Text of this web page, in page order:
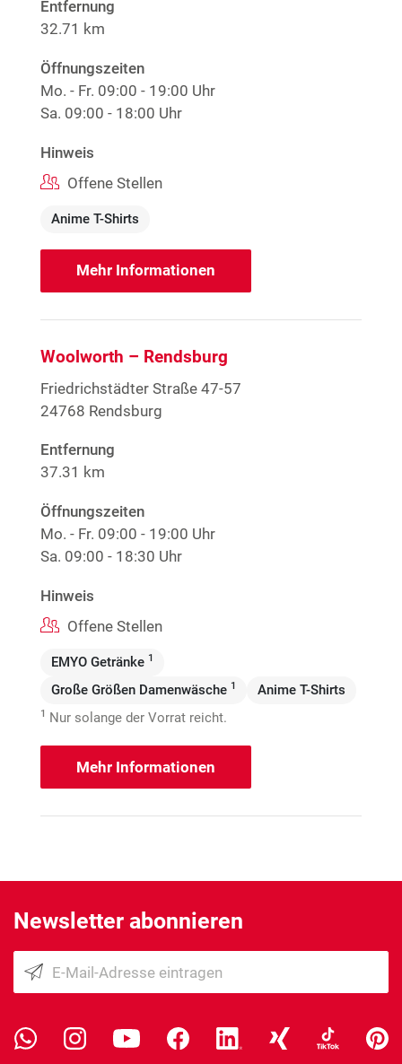
Entfernung
32.71 km
Öffnungszeiten
Mo. - Fr. 09:00 - 19:00 Uhr
Sa. 09:00 - 18:00 Uhr
Hinweis
Offene Stellen
Anime T-Shirts
Mehr Informationen
Woolworth – Rendsburg
Friedrichstädter Straße 47-57
24768 Rendsburg
Entfernung
37.31 km
Öffnungszeiten
Mo. - Fr. 09:00 - 19:00 Uhr
Sa. 09:00 - 18:30 Uhr
Hinweis
Offene Stellen
EMYO Getränke 1
Große Größen Damenwäsche 1 Anime T-Shirts
1 Nur solange der Vorrat reicht.
Mehr Informationen
Newsletter abonnieren